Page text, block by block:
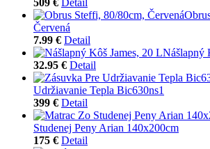
Červená
7.99 € Detail
Nášlapný
32.95 € Detail
Udržiavanie Tepla Bic630ns1
399 € Detail
Studenej Peny Arian 140x200cm
175 € Detail